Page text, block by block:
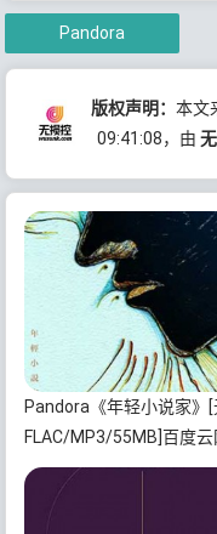
Pandora
版权声明：本文
09:41:08，由
Pandora《年轻小说家》[
FLAC/MP3/55MB]百度
载